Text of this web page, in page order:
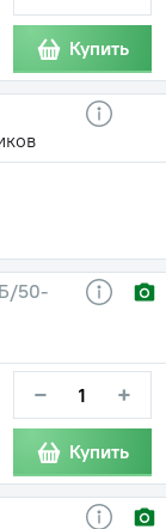
Купить
50-
− +
Купить